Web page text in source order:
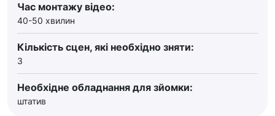
Час монтажу відео:
40-50 хвилин
Кількість сцен, які необхідно зняти:
3
Необхідне обладнання для зйомки:
штатив